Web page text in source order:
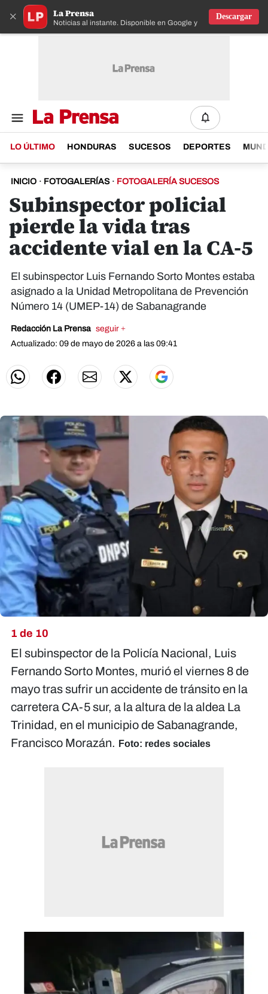
× La Prensa
Noticias al instante. Disponible en Google y IOS
Descargar
LO ÚLTIMO HONDURAS SUCESOS DEPORTES
INICIO · FOTOGALERÍAS · FOTOGALERÍA SUCESOS
Subinspector policial
pierde la vida tras
accidente vial en la CA-5
El subinspector Luis Fernando Sorto Montes estaba
asignado a la Unidad Metropolitana de Prevención
Número 14 (UMEP-14) de Sabanagrande
Redacción La Prensa seguir +
Actualizado: 09 de mayo de 2026 a las 09:41
1 de 10
El subinspector de la Policía Nacional, Luis
Fernando Sorto Montes, murió el viernes 8 de
mayo tras sufrir un accidente de tránsito en la
carretera CA-5 sur, a la altura de la aldea La
Trinidad, en el municipio de Sabanagrande,
Francisco Morazán. Foto: redes sociales
X